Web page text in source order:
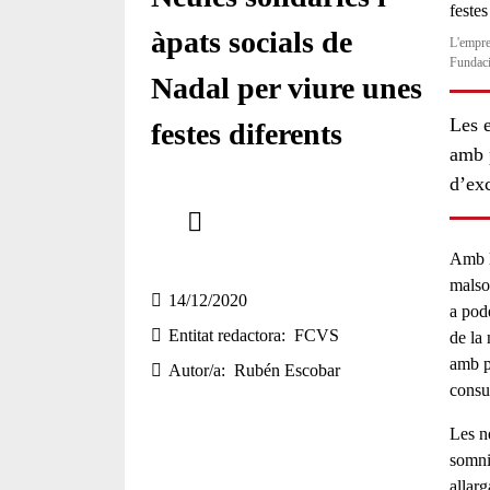
àpats socials de
Nadal per viure unes
festes diferents
14/12/2020
Entitat redactora
FCVS
Autor/a
Rubén Escobar
Les
amb
Amb
a
de la
amb
Les